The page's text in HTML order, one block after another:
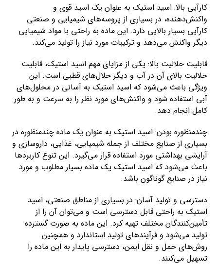
کارآیی بالا: اسید استیک به عنوان یک اسید قوی و
واکنش‌دهنده، در بسیاری از پروسه‌های شیمیایی و صنعتی
کارآیی بسیار بالایی دارد. این ماده به راحتی با مواد شیمیایی
دیگر واکنش می‌دهد و ترکیبات مورد نیاز را تولید می‌کند.
قابلیت حلالیت بالا: یکی از مزایای مهم اسید استیک، قابلیت
حلالیت بالای آن در آب و دیگر حلال‌های قطبی است. این
ویژگی باعث می‌شود که اسید استیک به آسانی در محلول‌های
آبی استفاده شود و واکنش‌های مورد نظر را به سرعت و به طور
کامل انجام دهد.
چندمنظوره بودن: اسید استیک به عنوان یک ماده چندمنظوره در
بسیاری از صنایع مختلف از جمله شیمیایی، غذایی، داروسازی و
آرایشی بهداشتی مورد استفاده قرار می‌گیرد. این تنوع کاربردها
باعث می‌شود که اسید استیک یک ماده بسیار مطلوب و مورد
نیاز در صنایع گوناگون باشد.
دسترسی و تولید آسان: در بسیاری از مناطق صنعتی، اسید
استیک به راحتی قابل دسترسی است و می‌توان آن را از
تأمین‌کنندگان مختلف تهیه کرد. این ماده به صورت گسترده
تولید می‌شود و فرآیندهای تولید استاندارد و همچنین
روش‌های حمل و نقل ایمن، دسترسی پایدار به این ماده را
تسهیل می‌کنند.